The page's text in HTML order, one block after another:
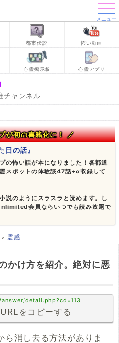
メニュー
都市伝説 怖い動画
心霊掲示板 心霊アプリ
チャンネル
が初の書籍化に！ ／
日の話』
の怖い話が本になりました！各都道
スポットの体験談47話+α収録して
説のようにスラスラと読めます。し
会員ならいつでも読み放題で
霊感
かけ方を紹介。絶対に悪
detail.php?cd=113
をコピーする
ら消し去る方法がありま